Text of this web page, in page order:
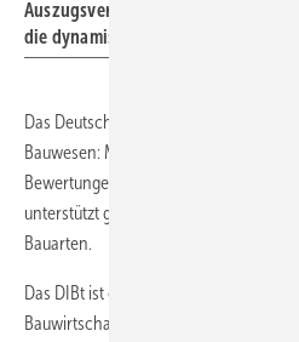
Auszugsversuche in verschiedenen
die dynamischen Belastungen zu
Das Deutsche Institut für Bautechnik
Bauwesen: Mit seinen Zulassungen,
Bewertungen gewährleistet es die
unterstützt gleichzeitig die Entwicklung
Bauarten.
Das DIBt ist eine technische Behörde
Bauwirtschaft. Als technische Behörde